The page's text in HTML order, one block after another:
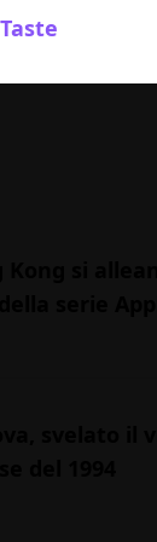
si
serie
svelato il
del 1994